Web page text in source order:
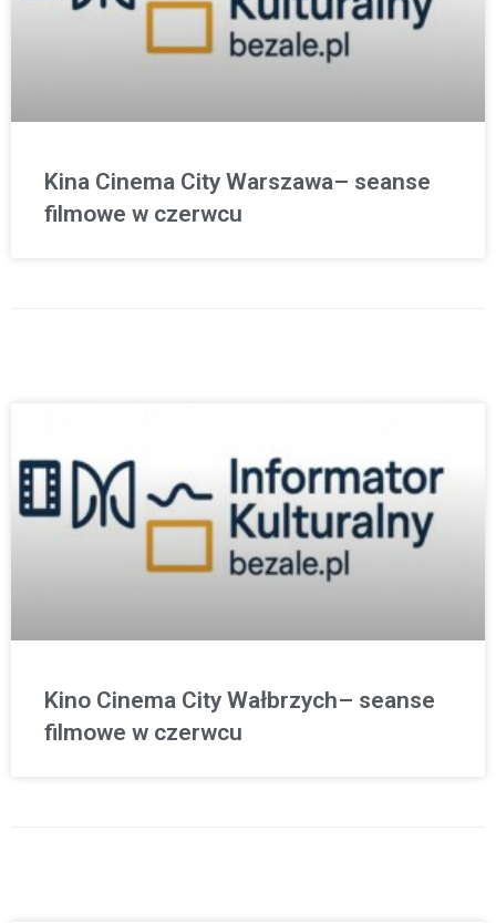
Kina Cinema City Warszawa– seanse
filmowe w czerwcu
Kino Cinema City Wałbrzych– seanse
filmowe w czerwcu